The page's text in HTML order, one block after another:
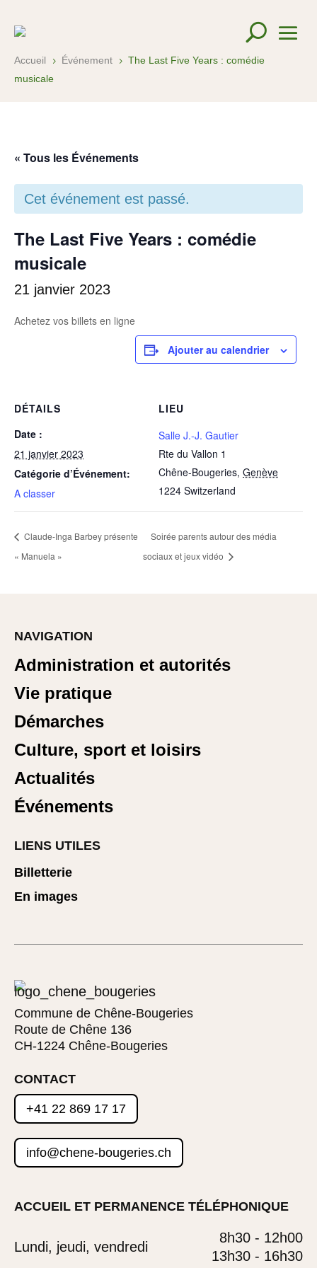
Accueil 5 Événement 5 The Last Five Years : comédie
musicale
« Tous les Événements
Cet événement est passé.
The Last Five Years : comédie
musicale
21 janvier 2023
Achetez vos billets en ligne
Ajouter au calendrier
DÉTAILS
Date :
21 janvier 2023
Catégorie d’Événement:
A classer
LIEU
Salle J.-J. Gautier
Rte du Vallon 1
Chêne-Bougeries, Genève
1224 Switzerland
Claude-Inga Barbey présente
« Manuela »
Soirée parents autour des média
sociaux et jeux vidéo
NAVIGATION
Administration et autorités
Vie pratique
Démarches
Culture, sport et loisirs
Actualités
Événements
LIENS UTILES
Billetterie
En images
Commune de Chêne-Bougeries
Route de Chêne 136
CH-1224 Chêne-Bougeries
CONTACT
+41 22 869 17 17
info@chene-bougeries.ch
ACCUEIL ET PERMANENCE TÉLÉPHONIQUE
Lundi, jeudi, vendredi
8h30 - 12h00
13h30 - 16h30